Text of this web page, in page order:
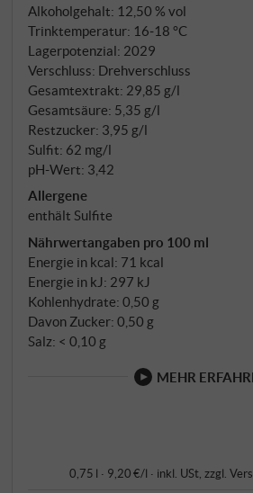
Alkoholgehalt: 12,50 % vol
Trinktemperatur: 16‑18 °C
Lagerpotenzial: 2029
Verschluss: Drehverschluss
Gesamtextrakt: 29,85 g/l
Gesamtsäure: 5,35 g/l
Restzucker: 3,95 g/l
Sulfit: 62 mg/l
pH-Wert: 3,42
Allergene
enthält Sulfite
Nährwertangaben pro 100 ml
Energie in kcal: 71 kcal
Energie in kJ: 297 kJ
Kohlenhydrate: 0,50 g
Davon Zucker: 0,50 g
Salz: < 0,10 g
MEHR
0,75 l · 9,20 €/l · inkl. USt , zzgl.